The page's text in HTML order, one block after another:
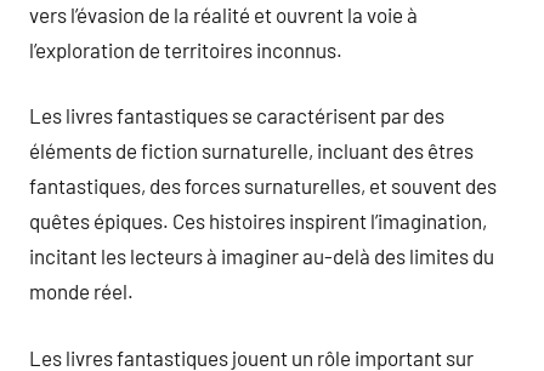
vers l’évasion de la réalité et ouvrent la voie à
l’exploration de territoires inconnus.
Les livres fantastiques se caractérisent par des
éléments de fiction surnaturelle, incluant des êtres
fantastiques, des forces surnaturelles, et souvent des
quêtes épiques. Ces histoires inspirent l’imagination,
incitant les lecteurs à imaginer au-delà des limites du
monde réel.
Les livres fantastiques jouent un rôle important sur